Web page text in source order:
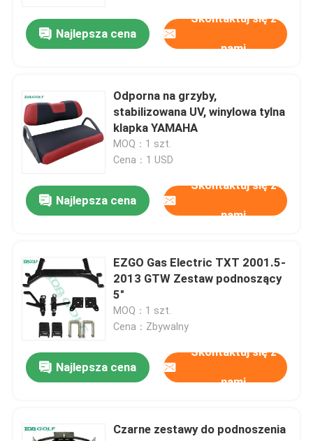
Lusterka boczne wózka golfowego
Deska rozdzielcza wózka golfowego
Wózek golfowy
Elektryczny wózek golfowy
Zestawy do podnoszenia wózka golfowego Club
Rozbłyski błotników wózka golfowego
Wózek golfowy Opony uliczne
Silnik elektryczny do wózka golfowego
Najlepsza cena
Skontaktuj się z
nami
Odporna na grzyby,
stabilizowana UV, winylowa tylna
klapka YAMAHA
MOQ：1 szt.
Cena：1 USD
Najlepsza cena
Skontaktuj się z
nami
EZGO Gas Electric TXT 2001.5-
2013 GTW Zestaw podnoszący
5"
MOQ：1 szt.
Cena：Zbywalny
Najlepsza cena
Skontaktuj się z
nami
Czarne zestawy do podnoszenia